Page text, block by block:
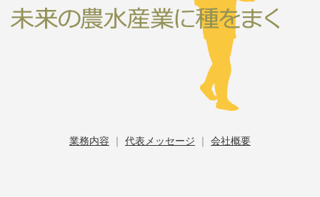
業務内容 ｜ 代表メッセージ ｜ 会社概要